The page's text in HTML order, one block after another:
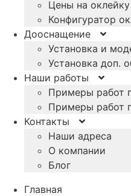
Цены на
Конфигуратор
Дооснащение
Установка и
Установка доп.
Наши работы
Примеры работ
Примеры работ
Контакты
Наши адреса
О компании
Блог
Главная